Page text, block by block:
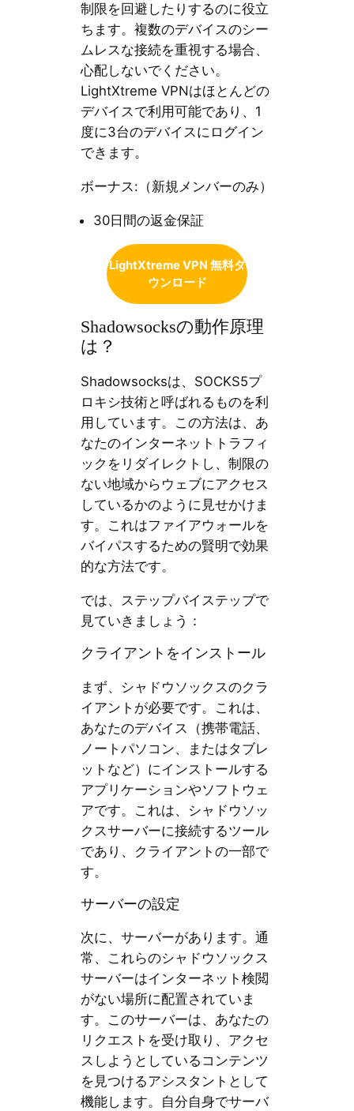
制限を回避したりするのに役立
ちます。複数のデバイスのシー
ムレスな接続を重視する場合、
心配しないでください。
LightXtreme VPNはほとんどの
デバイスで利用可能であり、1
度に3台のデバイスにログイン
できます。
ボーナス:（新規メンバーのみ）
30日間の返金保証
LightXtreme VPN 無料ダ
ウンロード
Shadowsocksの動作原理
は？
Shadowsocksは、SOCKS5プ
ロキシ技術と呼ばれるものを利
用しています。この方法は、あ
なたのインターネットトラフィ
ックをリダイレクトし、制限の
ない地域からウェブにアクセス
しているかのように見せかけま
す。これはファイアウォールを
バイパスするための賢明で効果
的な方法です。
では、ステップバイステップで
見ていきましょう：
クライアントをインストール
まず、シャドウソックスのクラ
イアントが必要です。これは、
あなたのデバイス（携帯電話、
ノートパソコン、またはタブレ
ットなど）にインストールする
アプリケーションやソフトウェ
アです。これは、シャドウソッ
クスサーバーに接続するツール
であり、クライアントの一部で
す。
サーバーの設定
次に、サーバーがあります。通
常、これらのシャドウソックス
サーバーはインターネット検閲
がない場所に配置されていま
す。このサーバーは、あなたの
リクエストを受け取り、アクセ
スしようとしているコンテンツ
を見つけるアシスタントとして
機能します。自分自身でサーバ